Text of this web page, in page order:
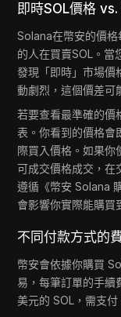
即時SOL價格
Solana在幣安的價
的人在買賣SOL。當
發現「即時」市場價
動劇烈，這個價差可
若要查看最準確的價
表。你看到的價格會
際買入價格。如果你
可成交價格成交，在
遵循《幣安 Solana
會影響你實際能購買
不同付款方式的
幣安會依據你購買
易，每筆訂單的手續
美元的 SOL，需支